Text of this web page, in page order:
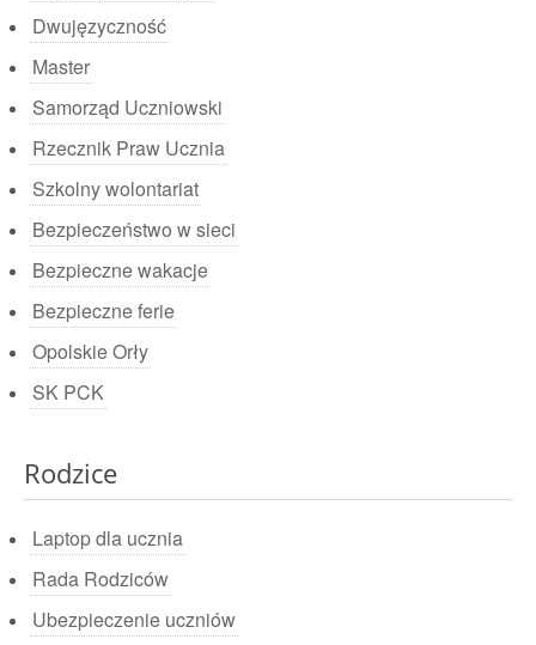
Dwujęzyczność
Master
Samorząd Uczniowski
Rzecznik Praw Ucznia
Szkolny wolontariat
Bezpieczeństwo w sieci
Bezpieczne wakacje
Bezpieczne ferie
Opolskie Orły
SK PCK
Rodzice
Laptop dla ucznia
Rada Rodziców
Ubezpieczenie uczniów